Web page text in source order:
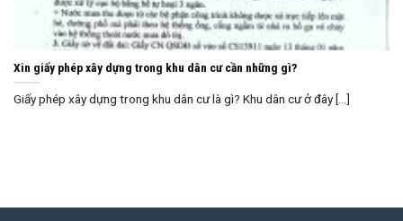
Xin giấy phép xây dựng trong khu dân cư cần những gì?
Giấy phép xây dựng trong khu dân cư là gì? Khu dân cư ở đây [...]